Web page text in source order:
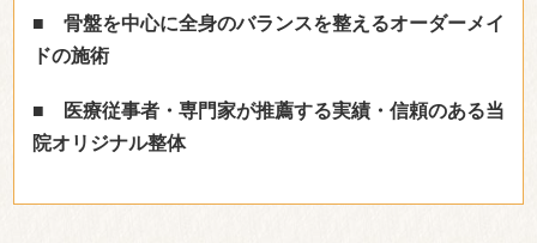
■ 骨盤を中心に全身のバランスを整えるオーダーメイ
ドの施術
■ 医療従事者・専門家が推薦する実績・信頼のある当
院オリジナル整体